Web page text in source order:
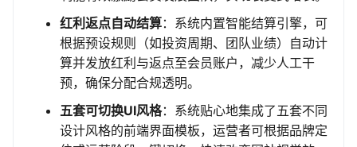
红利返点自动结算：系统内置智能结算引擎，可
根据预设规则（如投资周期、团队业绩）自动计
算并发放红利与返点至会员账户，减少人工干
预，确保分配合规透明。
五套可切换UI风格：系统贴心地集成了五套不同
设计风格的前端界面模板，运营者可根据品牌定